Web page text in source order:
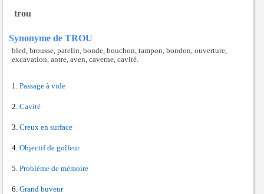
trou
Synonyme de TROU
bled, brousse, patelin, bonde, bouchon, tampon, bondon, ouverture,
excavation, antre, aven, caverne, cavité.
Passage à vide
Cavité
Creux en surface
Objectif de golfeur
Problème de mémoire
Grand buveur